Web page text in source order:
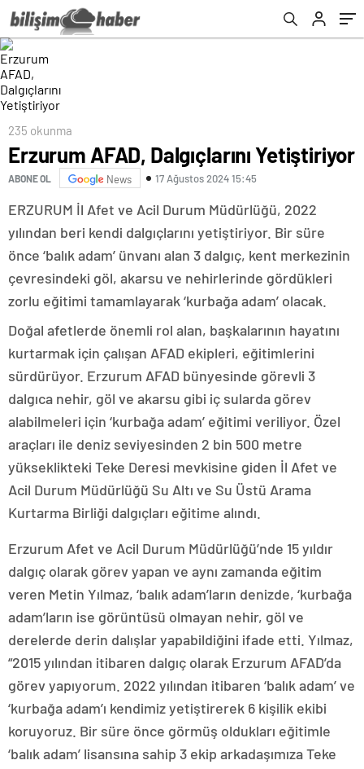
235 okunma
Erzurum AFAD, Dalgıçlarını Yetiştiriyor
ABONE OL News 17 Ağustos 2024 15:45
ERZURUM İl Afet ve Acil Durum Müdürlüğü, 2022
yılından beri kendi dalgıçlarını yetiştiriyor. Bir süre
önce ‘balık adam’ ünvanı alan 3 dalgıç, kent merkezinin
çevresindeki göl, akarsu ve nehirlerinde gördükleri
zorlu eğitimi tamamlayarak ‘kurbağa adam’ olacak.
Doğal afetlerde önemli rol alan, başkalarının hayatını
kurtarmak için çalışan AFAD ekipleri, eğitimlerini
sürdürüyor. Erzurum AFAD bünyesinde görevli 3
dalgıca nehir, göl ve akarsu gibi iç sularda görev
alabilmeleri için ‘kurbağa adam’ eğitimi veriliyor. Özel
araçları ile deniz seviyesinden 2 bin 500 metre
yükseklikteki Teke Deresi mevkisine giden İl Afet ve
Acil Durum Müdürlüğü Su Altı ve Su Üstü Arama
Kurtarma Birliği dalgıçları eğitime alındı.
Erzurum Afet ve Acil Durum Müdürlüğü’nde 15 yıldır
dalgıç olarak görev yapan ve aynı zamanda eğitim
veren Metin Yılmaz, ‘balık adam’ların denizde, ‘kurbağa
adam’ların ise görüntüsü olmayan nehir, göl ve
derelerde derin dalışlar yapabildiğini ifade etti. Yılmaz,
“2015 yılından itibaren dalgıç olarak Erzurum AFAD’da
görev yapıyorum. 2022 yılından itibaren ‘balık adam’ ve
‘kurbağa adam’ı kendimiz yetiştirerek 6 kişilik ekibi
koruyoruz. Bir süre önce görmüş oldukları eğitimle
‘balık adam’ lisansına sahip 3 ekip arkadaşımıza Teke